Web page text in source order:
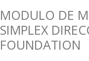
MODULO DE
SIMPLEX
FOUNDATION